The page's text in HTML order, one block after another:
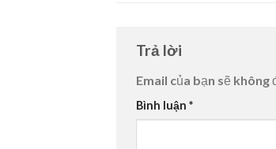
Trả lời
Email của bạn sẽ
Bình luận *